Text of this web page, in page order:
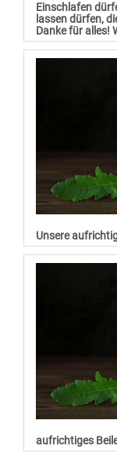
Einschlafen
lassen dürfen,
Danke für alles!
Unsere
aufrichtiges